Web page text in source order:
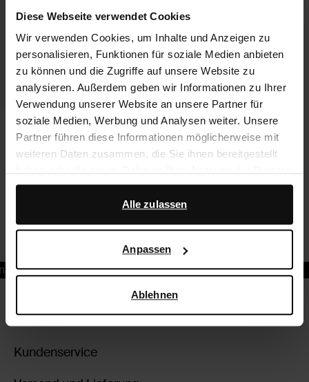
Diese Webseite verwendet Cookies
Wir verwenden Cookies, um Inhalte und Anzeigen zu
personalisieren, Funktionen für soziale Medien anbieten
zu können und die Zugriffe auf unsere Website zu
analysieren. Außerdem geben wir Informationen zu Ihrer
Verwendung unserer Website an unsere Partner für
soziale Medien, Werbung und Analysen weiter. Unsere
Partner führen diese Informationen möglicherweise mit
weiteren Daten zusammen, die Sie ihnen bereitgestellt
gesammelt haben.
Darüber hinaus arbeiten wir mit Google zu Werbe- und
darüber, wie Google Ihre personenbezogenen Daten
verwendet, finden Sie auf derSeite zur geschäftlichen
Alle zulassen
Anpassen
Ablehnen
Braune Ballerinas in Flecht-Optik
104.00
41.60
1 2
Rechnungskauf Trusted Shop-Gütesiegel
Über Sacha
Kundenservice